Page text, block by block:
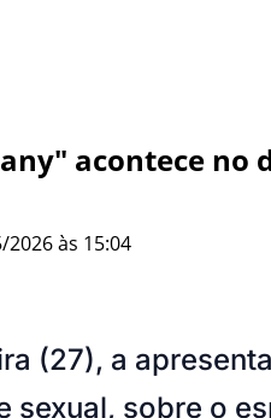
acontece no
2026 às 15:04
(27), a
sobre o